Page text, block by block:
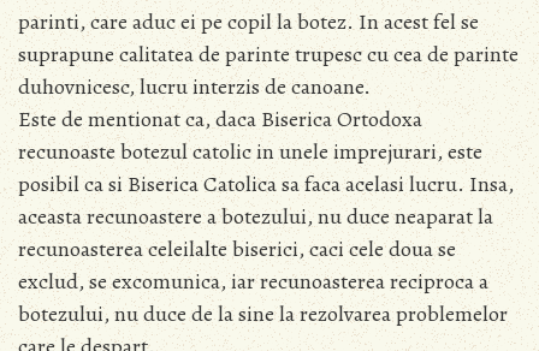
parinti, care aduc ei pe copil la botez. In acest fel se
suprapune calitatea de parinte trupesc cu cea de parinte
duhovnicesc, lucru interzis de canoane.
Este de mentionat ca, daca Biserica Ortodoxa
recunoaste botezul catolic in unele imprejurari, este
posibil ca si Biserica Catolica sa faca acelasi lucru. Insa,
aceasta recunoastere a botezului, nu duce neaparat la
recunoasterea celeilalte biserici, caci cele doua se
exclud, se excomunica, iar recunoasterea reciproca a
botezului, nu duce de la sine la rezolvarea problemelor